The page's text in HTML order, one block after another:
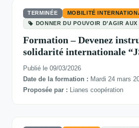
TERMINÉE MOBILITÉ
DONNER DU POUVOIR D’AGIR AUX
Formation – Devenez
solidarité internationale
Publié le 09/03/2026
Date de la formation : Mardi 24 mars
Proposée par : Lianes coopération